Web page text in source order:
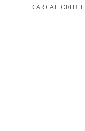
CARICATEORI